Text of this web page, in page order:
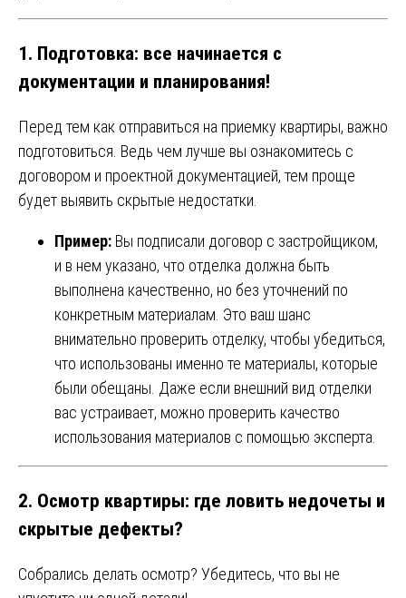
1. Подготовка: все начинается с
документации и планирования!
Перед тем как отправиться на приемку квартиры, важно
подготовиться. Ведь чем лучше вы ознакомитесь с
договором и проектной документацией, тем проще
будет выявить скрытые недостатки.
Пример: Вы подписали договор с застройщиком,
и в нем указано, что отделка должна быть
выполнена качественно, но без уточнений по
конкретным материалам. Это ваш шанс
внимательно проверить отделку, чтобы убедиться,
что использованы именно те материалы, которые
были обещаны. Даже если внешний вид отделки
вас устраивает, можно проверить качество
использования материалов с помощью эксперта.
2. Осмотр квартиры: где ловить недочеты и
скрытые дефекты?
Собрались делать осмотр? Убедитесь, что вы не